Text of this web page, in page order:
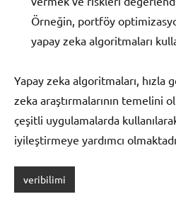
Örneğin, portföy
yapay zeka algoritmaları
Yapay zeka algoritmaları, hızla
zeka araştırmalarının temelini
çeşitli uygulamalarda
iyileştirmeye yardımcı
veribilimi